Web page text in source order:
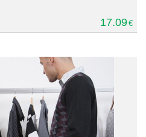
17.09€